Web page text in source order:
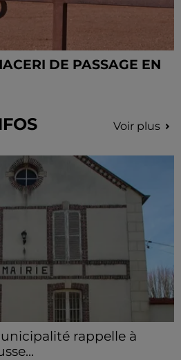
DE PASSAGE EN
Voir plus
rappelle à